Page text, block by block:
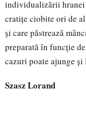
individualizării hranei
cratiţe ciobite ori de
şi care păstrează
preparată în funcţie
cazuri poate ajunge şi
Szasz Lorand